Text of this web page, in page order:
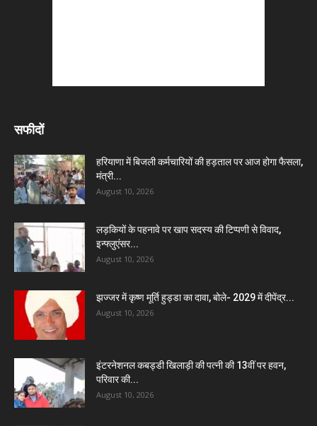
सफीदों
हरियाणा में बिजली कर्मचारियों की हड़ताल पर आज होगा फैसला,
मंत्री...
August 10, 2026
लड़कियों के पहनावे पर खाप सदस्य की टिप्पणी से विवाद,
इन्फ्लुएंसर...
August 10, 2026
झज्जर में कृष्ण मूर्ति हुड्डा का दावा, बोले- 2029 में दीपेंद्र...
August 10, 2026
इंटरनेशनल कबड्डी खिलाड़ी की पत्नी की 13वीं पर हवन,
परिवार की...
August 10, 2026